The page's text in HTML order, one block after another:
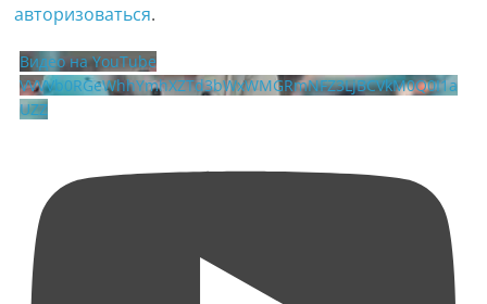
авторизоваться.
Видео на YouTube
VVVVb0RGeWhhYmhXZTd3bWxWMGRmNFZ3LjBCVkM0Q0I1a
UZZ